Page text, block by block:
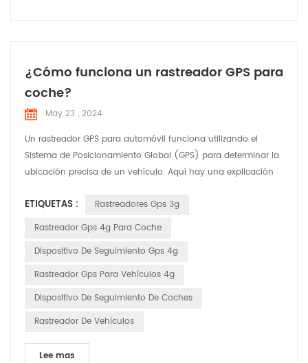
¿Cómo funciona un rastreador GPS para
coche?
May 23 , 2024
Un rastreador GPS para automóvil funciona utilizando el
Sistema de Posicionamiento Global (GPS) para determinar la
ubicación precisa de un vehículo. Aquí hay una explicación
en una red de satélites que orbitan la Tierra. Estos satélites
transmiten continuamente señales que incluyen su ubicación
ETIQUETAS :
Rastreadores Gps 3g
Rastreador Gps 4g Para Coche
Dispositivo De Seguimiento Gps 4g
Rastreador Gps Para Vehículos 4g
Dispositivo De Seguimiento De Coches
Rastreador De Vehículos
Lee mas